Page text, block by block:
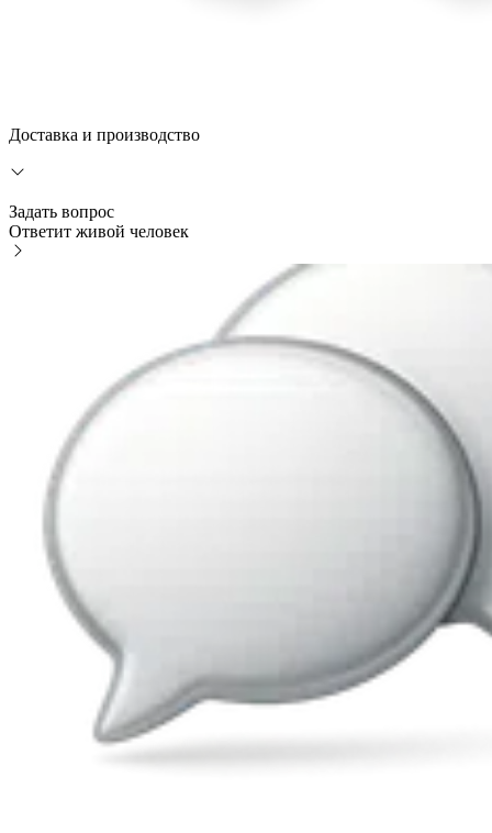
Доставка и производство
Задать вопрос
Ответит живой человек